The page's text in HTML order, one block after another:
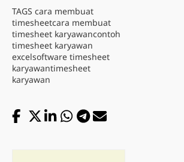
TAGS cara membuat
timesheetcara membuat
timesheet karyawancontoh
timesheet karyawan
excelsoftware timesheet
karyawantimesheet
karyawan